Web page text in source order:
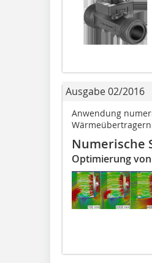
Ausgabe 02/2016
Anwendung
Wärmeübertragern
Numerische
Optimierung